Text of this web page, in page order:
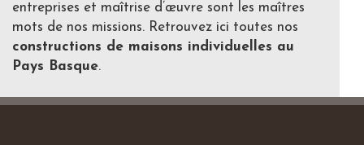
entreprises et maîtrise d’œuvre sont les maîtres
mots de nos missions. Retrouvez ici toutes nos
constructions de maisons individuelles au
Pays Basque.